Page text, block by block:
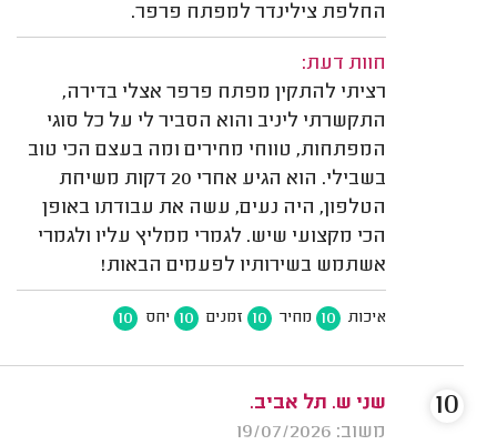
החלפת צילינדר למפתח פרפר.
חוות דעת:
רציתי להתקין מפתח פרפר אצלי בדירה,
התקשרתי ליניב והוא הסביר לי על כל סוגי
המפתחות, טווחי מחירים ומה בעצם הכי טוב
בשבילי. הוא הגיע אחרי 20 דקות משיחת
הטלפון, היה נעים, עשה את עבודתו באופן
הכי מקצועי שיש. לגמרי ממליץ עליו ולגמרי
אשתמש בשירותיו לפעמים הבאות!
איכות 10 מחיר 10 זמנים 10 יחס 10
שני ש. תל אביב.
משוב: 19/07/2026
10